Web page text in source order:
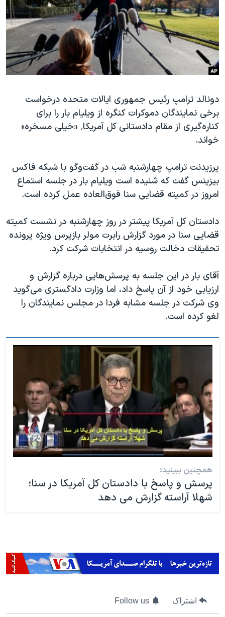
فرهنگ و زندگی
حقوق شهروندی
اقتصادی
علم و فناوری
گالری عکس
آرشیو پخش زنده
مستندها
انتخابات ریاست جمهوری آمریکا ۲۰۲۴
حمله جمهوری اسلامی به اسرائیل
رمز مهسا
اعتراضات زن، زندگی، آزادی
مجموعه مستندهای دادخواهی
تریبونال مردمی آبان ۹۸
چهل سال گروگان‌گیری
قانون شفافیت دارائی کادر رهبری ایران
اسرائیل در جنگ
نرگس محمدی برنده جایزه نوبل صلح
صفحه‌های ویژه
سفر پرزیدنت ترامپ به چین
دنبال کنید
زبانهای مختلف
دونالد ترامپ رئیس جمهوری ایالات متحده درخواست
برخی نمایندگان دموکرات کنگره از ویلیام بار را برای
کناره‌گیری از مقام دادستانی کل آمریکا٬ «خیلی مسخره»
خواند.
پرزیدنت ترامپ چهارشنبه شب در گفت‌وگو با شبکه فاکس
بیزینس گفت که شنیده است ویلیام بار در جلسه استماع
امروز در کمیته قضایی سنا فوق‌العاده عمل کرده است.
دادستان کل آمریکا پیشتر در روز چهارشنبه در نشست کمیته
قضایی سنا در مورد گزارش رابرت مولر بازپرس ویژه پرونده
تحقیقات دخالت روسیه در انتخابات شرکت کرد.
آقای بار در این جلسه به پرسش‌هایی درباره گزارش و
ارزیابی خود از آن پاسخ داد، اما وزارت دادگستری می‌گوید
وی شرکت در جلسه مشابه فردا در مجلس نمایندگان را
لغو کرده است.
همچنین ببینید:
پرسش و پاسخ با دادستان کل آمریکا در سنا؛
شهلا آراسته گزارش می دهد
اشتراک Follow us